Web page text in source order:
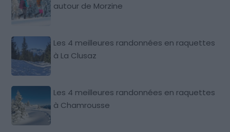
autour de Morzine
Les 4 meilleures randonnées en raquettes
à La Clusaz
Les 4 meilleures randonnées en raquettes
à Chamrousse